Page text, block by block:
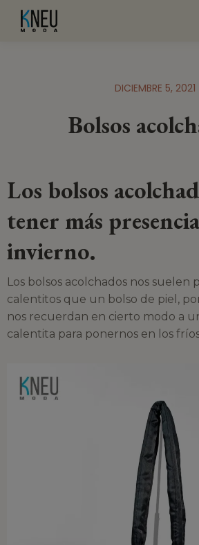
DICIEMBRE 5, 2021
Bolsos
Los bolsos
tener más
invierno.
Los bolsos acolchados nos suelen
calentitos que un bolso de piel,
nos recuerdan en cierto modo a
calentita para ponernos en los